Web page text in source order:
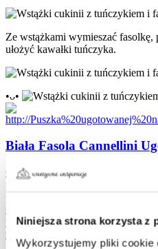
Niniejsza strona korzysta z
Wykorzystujemy pliki cookie
Ze wstążkami wymieszać fasolkę,
ułożyć kawałki tuńczyka.
•ᴗ•
Biała Fasola Cannellini
Gotowanie na parze to jedna z
przygotowywania potraw. Biała
parze” dzięki blanszowaniu na
smakiem i chrupkością, pięknym
wartości odżywczych. Świetnie
zup, past, w daniach